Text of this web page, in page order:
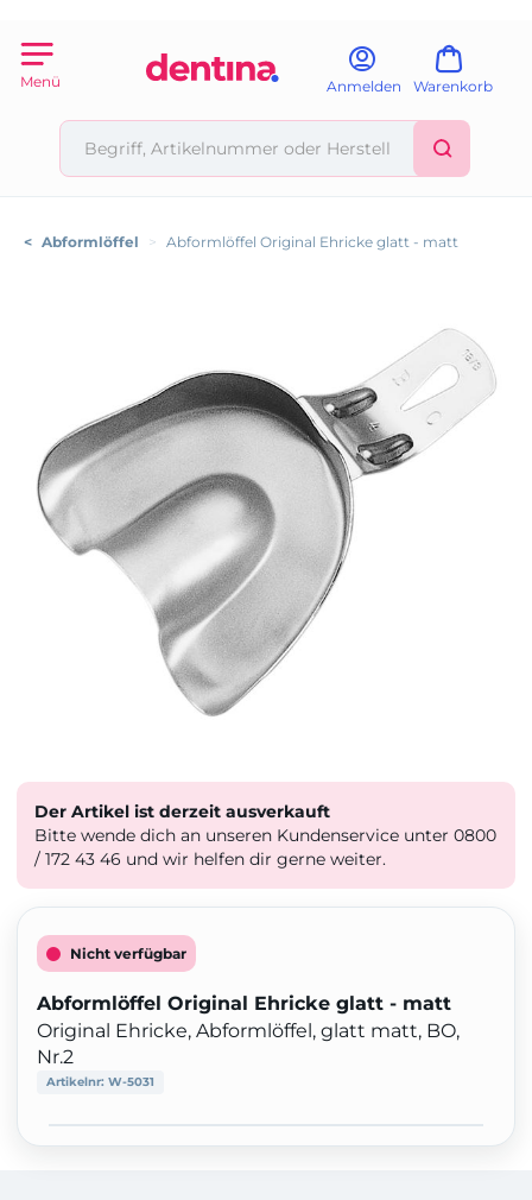
Menü Anmelden Warenkorb
< Abformlöffel > Abformlöffel Original Ehricke glatt - matt
Der Artikel ist derzeit ausverkauft
Bitte wende dich an unseren Kundenservice unter 0800
/ 172 43 46 und wir helfen dir gerne weiter.
Nicht verfügbar
Abformlöffel Original Ehricke glatt - matt
Original Ehricke, Abformlöffel, glatt matt, BO,
Nr.2
Artikelnr: W-5031